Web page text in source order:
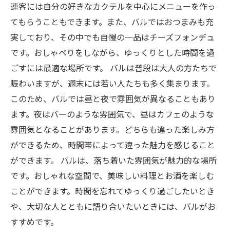
連客には自分の好きなカクテルを中心にメニューを作っ
てもらうこともできます。また、バルではおつまみも充
実しており、その中でも自慢の一品はチーズフォンデュ
です。おしゃべりをしながら、ゆっくりとした時間を過
ごすには最適な場所です。 バルは普段は大人の方たちで
賑わいますが、週末には若い人たちも多く集まります。
このため、バルでは昼と夜で雰囲気が異なることもあり
ます。夜はバーのような雰囲気で、昼はカフェのような
雰囲気となることがあります。どちらも違った楽しみ方
ができるため、時間帯によって違った魅力を感じること
ができます。 バルは、落ち着いた雰囲気が魅力的な場所
です。おしゃれな空間で、美味しい料理とお酒を楽しむ
ことができます。時間を忘れてゆっくり過ごしたいとき
や、大切な人とともに語り合いたいときには、バルがお
すすめです。